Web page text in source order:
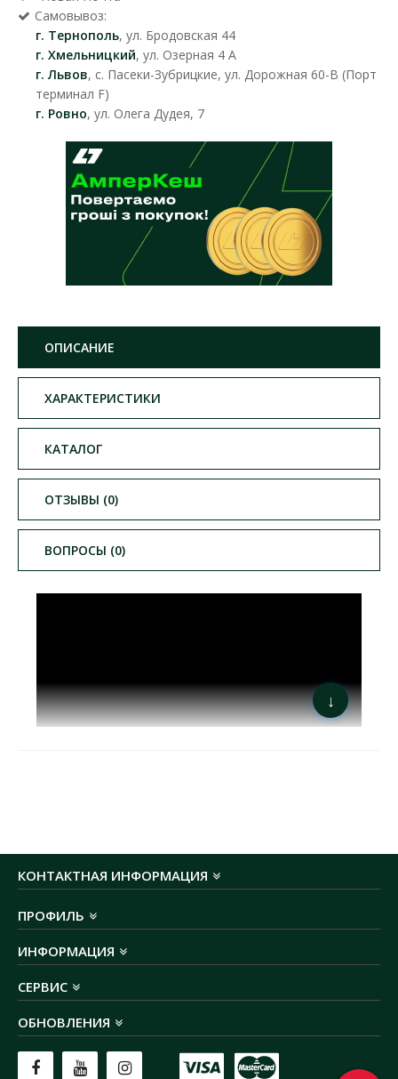
Самовывоз:
г. Тернополь, ул. Бродовская 44
г. Хмельницкий, ул. Озерная 4 А
г. Львов, с. Пасеки-Зубрицкие, ул. Дорожная 60-В (Порт
терминал F)
г. Ровно, ул. Олега Дудея, 7
ОПИСАНИЕ
ХАРАКТЕРИСТИКИ
КАТАЛОГ
ОТЗЫВЫ (0)
ВОПРОСЫ (0)
Розетки и выключатели EL-BI серии VEGA идеально
подходят для любого типа помещений.
Электрофурнитура VEGA способна удовлетворить
любой вкус благодаря своему элегантному и
современному дизайну. Выключатель света серии
VEGA изготовлен из качественного АБС-пластика
устойчивого к ультрафиолету, а суппорты - из
высококачественной стали с цинковым покрытием,
долговечность изделий.
↓
КОНТАКТНАЯ ИНФОРМАЦИЯ
ПРОФИЛЬ
ИНФОРМАЦИЯ
СЕРВИС
ОБНОВЛЕНИЯ